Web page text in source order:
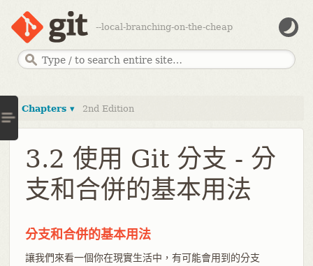
--local-branching-on-the-cheap
Chapters ▾ 2nd Edition
3.2 使用 Git 分支 - 分
支和合併的基本用法
分支和合併的基本用法
讓我們來看一個你在現實生活中，有可能會用到的分支